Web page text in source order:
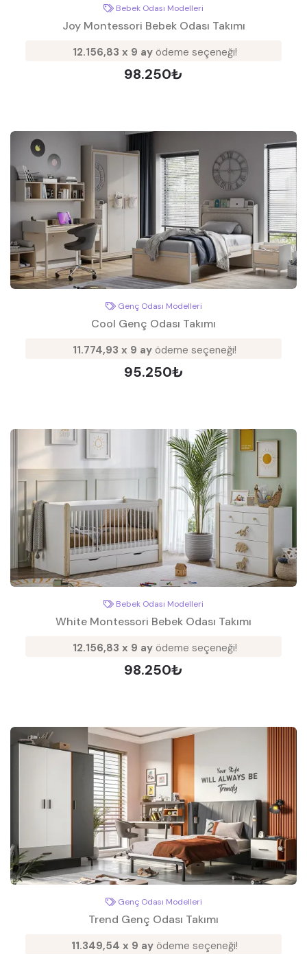
Bebek Odası Modelleri
Joy Montessori Bebek Odası Takımı
12.156,83 x 9 ayödeme seçeneği!
98.250₺
Genç Odası Modelleri
Cool Genç Odası Takımı
11.774,93 x 9 ay ödeme seçeneği!
95.250₺
Bebek Odası Modelleri
White Montessori Bebek Odası Takımı
12.156,83 x 9 ayödeme seçeneği!
98.250₺
Genç Odası Modelleri
Trend Genç Odası Takımı
11.349,54 x 9 ay ödeme seçeneği!